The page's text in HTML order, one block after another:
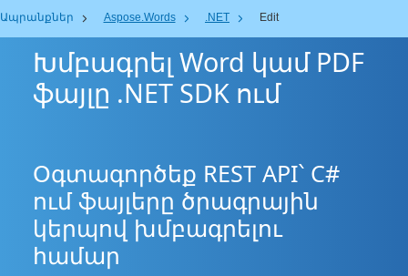
Ապրանքներ Aspose.Words .NET Edit
Խմբագրել Word կամ PDF
ֆայլը .NET SDK ում
Օգտագործեք REST API՝ C#
ում ֆայլերը ծրագրային
կերպով խմբագրելու
համար